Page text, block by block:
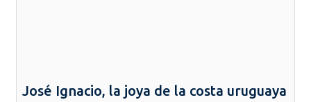
José Ignacio, la joya de la costa uruguaya